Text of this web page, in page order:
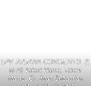
LPV JULIANA CONCIERTO. (L
to R) Talent Name, Talent
Name. Cr. Juan Sebastian